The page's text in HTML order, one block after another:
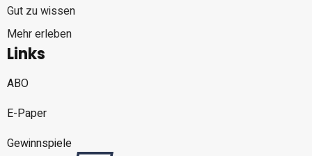
Gut zu wissen
Mehr erleben
Links
ABO
E-Paper
Gewinnspiele